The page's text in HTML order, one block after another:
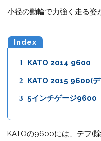
小径の動輪で力強く走る姿
Index
1 KATO 2014 9600
2 KATO 2015 9600(デ
3 5インチゲージ9600
KATOの9600には、デフ(